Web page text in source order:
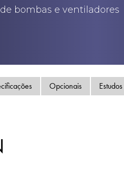
bombas e ventiladores
Opcionais